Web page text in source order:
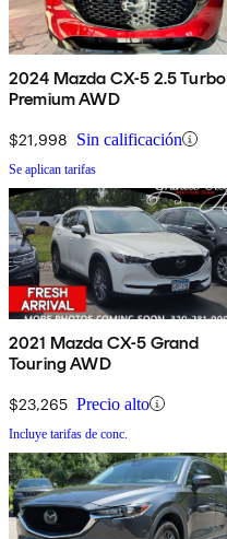
2024 Mazda CX-5 2.5 Turbo
Premium AWD
$21,998 Sin calificación
Se aplican tarifas
2021 Mazda CX-5 Grand
Touring AWD
$23,265 Precio alto
Incluye tarifas de conc.